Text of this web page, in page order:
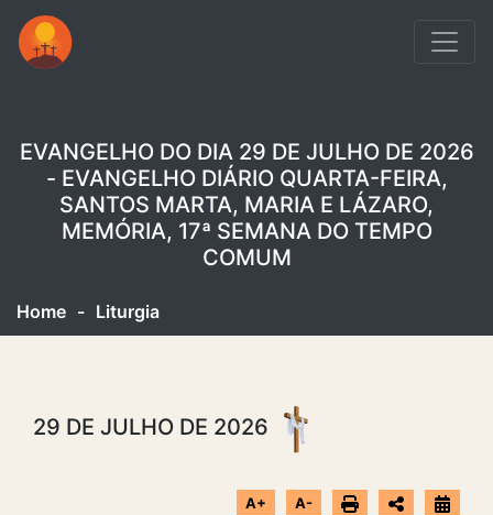
EVANGELHO DO DIA 29 DE JULHO DE 2026
- EVANGELHO DIÁRIO QUARTA-FEIRA,
SANTOS MARTA, MARIA E LÁZARO,
MEMÓRIA, 17ª SEMANA DO TEMPO
COMUM
Home - Liturgia
29 DE JULHO DE 2026
A+ A-